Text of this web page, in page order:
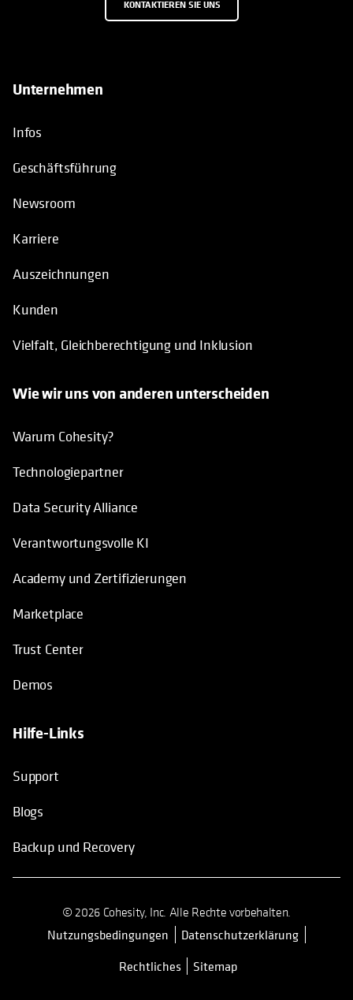
KONTAKTIEREN SIE UNS
Unternehmen
Infos
Geschäftsführung
Newsroom
Karriere
Auszeichnungen
Kunden
Vielfalt, Gleichberechtigung und Inklusion
Wie wir uns von anderen unterscheiden
Warum Cohesity?
Technologiepartner
Data Security Alliance
Verantwortungsvolle KI
Academy und Zertifizierungen
Marketplace
Trust Center
Demos
Hilfe-Links
Support
Blogs
Backup und Recovery
© 2026 Cohesity, Inc. Alle Rechte vorbehalten.
Nutzungsbedingungen
Datenschutzerklärung
Rechtliches
Sitemap